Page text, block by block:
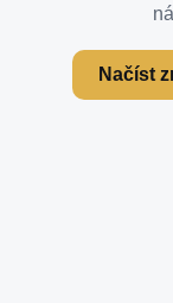
Načíst